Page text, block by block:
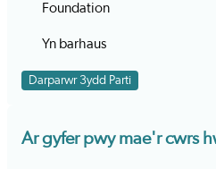
Foundation
Yn barhaus
Darparwr 3ydd Parti
Ar gyfer pwy mae'r cwrs